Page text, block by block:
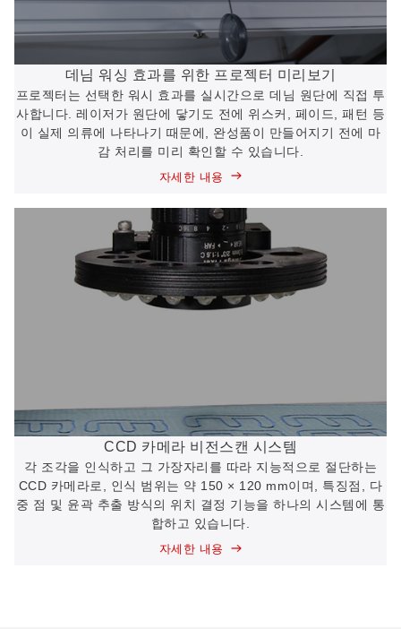
데님 워싱 효과를 위한 프로젝터 미리보기
프로젝터는 선택한 워시 효과를 실시간으로 데님 원단에 직접 투
사합니다. 레이저가 원단에 닿기도 전에 위스커, 페이드, 패턴 등
이 실제 의류에 나타나기 때문에, 완성품이 만들어지기 전에 마
감 처리를 미리 확인할 수 있습니다.
자세한 내용
CCD 카메라 비전스캔 시스템
각 조각을 인식하고 그 가장자리를 따라 지능적으로 절단하는
CCD 카메라로, 인식 범위는 약 150 × 120 mm이며, 특징점, 다
중 점 및 윤곽 추출 방식의 위치 결정 기능을 하나의 시스템에 통
합하고 있습니다.
자세한 내용